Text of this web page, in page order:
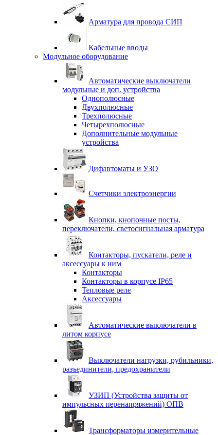
Арматура для провода СИП
Кабельные вводы
Модульное оборудование
Автоматические выключатели
модульные и доп. устройства
Однополюсные
Двухполюсные
Трехполюсные
Четырехполюсные
Дополнительные модульные
устройства
Дифавтоматы и УЗО
Счетчики электроэнергии
Кнопки, кнопочные посты,
переключатели, светосигнальная арматура
Контакторы, пускатели, реле и
аксессуары к ним
Контакторы
Контакторы в корпусе IP65
Тепловые реле
Аксессуары
Автоматические выключатели в
литом корпусе
Выключатели нагрузки, рубильники,
разъединители, предохранители
УЗИП (Устройства защиты от
импульсных перенапряжений) ОПВ
Трансформаторы измерительные